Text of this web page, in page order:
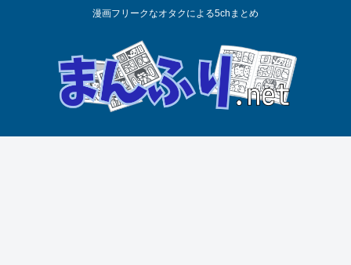
漫画フリークなオタクによる5chまとめ